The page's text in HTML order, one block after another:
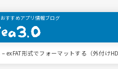
すすめアプリ情報ブログ
– exFAT形式でフォーマットする（外付け